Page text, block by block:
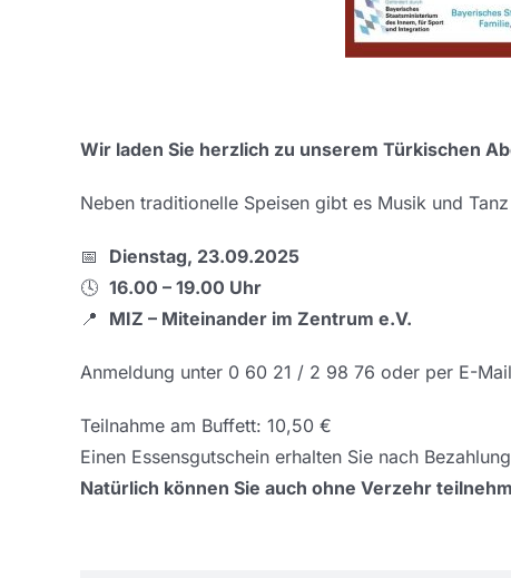
Wir laden Sie herzlich zu unserem Türkischen
Neben traditionelle Speisen gibt es Musik und
📅 Dienstag, 23.09.2025
🕓 16.00 – 19.00 Uhr
📍 MIZ – Miteinander im Zentrum e.V.
Anmeldung unter 0 60 21 / 2 98 76 oder per E-
Teilnahme am Buffett: 10,50 €
Einen Essensgutschein erhalten Sie nach
Natürlich können Sie auch ohne Verzehr